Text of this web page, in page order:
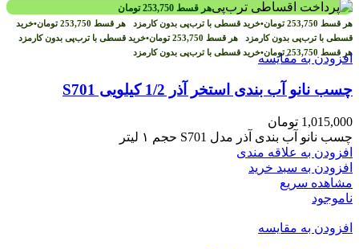
هر قسط 253,750 تومان
هر قسط 253,750 تومان•خرید قسطی با ترب‌پی بدون کارمزد هر قسط 253,750 تومان•خرید
قسطی با ترب‌پی بدون کارمزد هر قسط 253,750 تومان•خرید قسطی با ترب‌پی بدون کارمزد
هر قسط 253,750 تومان•خرید قسطی با ترب‌پی بدون کارمزدافزودن به مقایسه
چسب نانو آب بندی استخر آذر 1/2 کیلویی S701
1,015,000 تومان
چسب نانو آب بندی آذر مدل S701 حجم ۱ لیتر
افزودن به علاقه مندی
افزودن به سبد خرید
مشاهده سریع
ناموجود
افزودن به مقایسه